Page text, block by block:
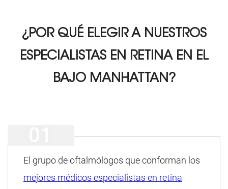
¿POR QUÉ ELEGIR A NUESTROS
ESPECIALISTAS EN RETINA EN EL
BAJO MANHATTAN?
El grupo de oftalmólogos que conforman los
mejores médicos especialistas en retina